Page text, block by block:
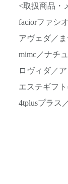
<取扱商品・
faciorファシ
アヴェダ／
mimc／ナチ
ロヴィダ／
エステギフ
4tplusプラス